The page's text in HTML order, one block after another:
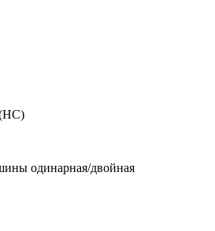
(НС)
одинарная/двойная